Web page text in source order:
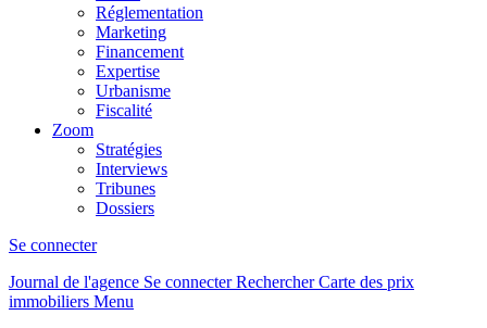
Réglementation
Marketing
Financement
Expertise
Urbanisme
Fiscalité
Zoom
Stratégies
Interviews
Tribunes
Dossiers
Se connecter
Journal de l'agence Se connecterRechercher Carte des prix
immobiliers Menu